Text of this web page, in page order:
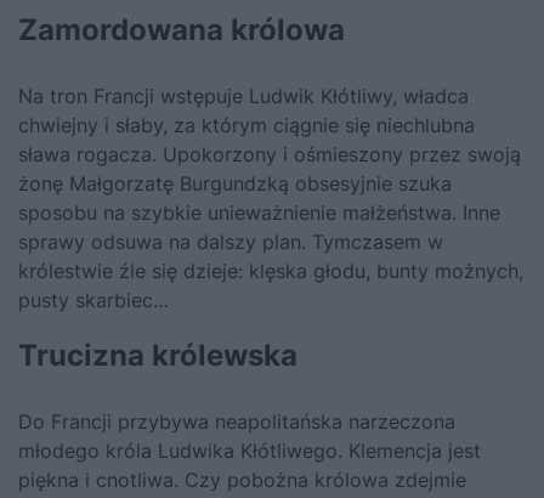
Zamordowana królowa
Na tron Francji wstępuje Ludwik Kłótliwy, władca
chwiejny i słaby, za którym ciągnie się niechlubna
sława rogacza. Upokorzony i ośmieszony przez swoją
żonę Małgorzatę Burgundzką obsesyjnie szuka
sposobu na szybkie unieważnienie małżeństwa. Inne
sprawy odsuwa na dalszy plan. Tymczasem w
królestwie źle się dzieje: klęska głodu, bunty możnych,
pusty skarbiec…
Trucizna królewska
Do Francji przybywa neapolitańska narzeczona
młodego króla Ludwika Kłótliwego. Klemencja jest
piękna i cnotliwa. Czy pobożna królowa zdejmie